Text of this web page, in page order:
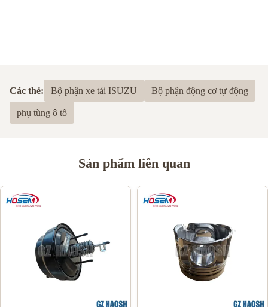
Các thẻ: Bộ phận xe tải ISUZU Bộ phận động cơ tự động
phụ tùng ô tô
Sản phẩm liên quan